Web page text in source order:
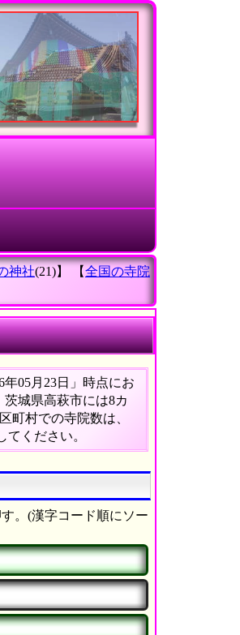
神社(21)】 【全国の寺院
05月23日」時点にお
城県高萩市には8カ
町村での寺院数は、
ください。
。(漢字コード順にソー